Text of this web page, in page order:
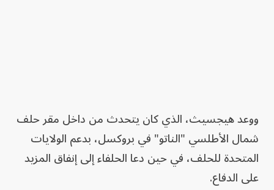
ووعد هيجسيث، الذي كان يتحدث من داخل مقر حلف
شمال الأطلسي "الناتو" في بروكسل، بدعم الولايات
المتحدة للحلف، في حين دعا الحلفاء إلى إنفاق المزيد
على الدفاع.